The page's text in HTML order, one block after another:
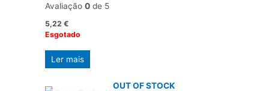
Avaliação 0de 5
5,22 €
Esgotado
Ler mais
OUT OF STOCK